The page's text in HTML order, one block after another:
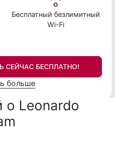
Бесплатный безлимитный
Wi-Fi
СЕЙЧАС БЕСПЛАТНО!
больше
о Leonardo